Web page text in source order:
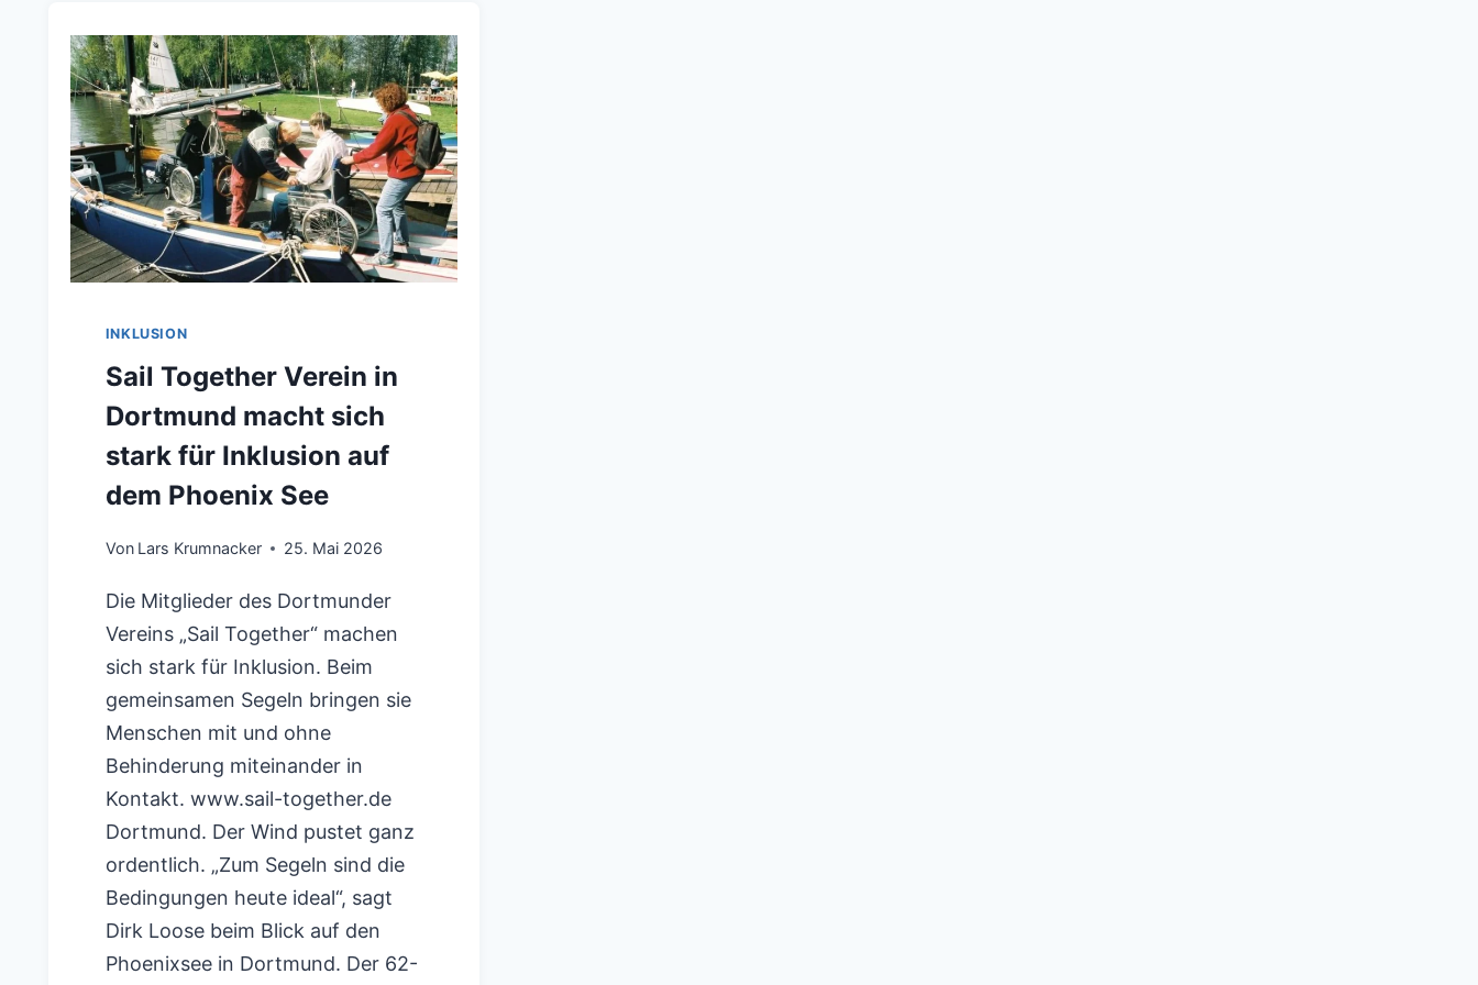
INKLUSION
Sail Together Verein in
Dortmund macht sich
stark für Inklusion auf
dem Phoenix See
Von Lars Krumnacker 25. Mai 2026
Die Mitglieder des Dortmunder
Vereins „Sail Together“ machen
sich stark für Inklusion. Beim
gemeinsamen Segeln bringen sie
Menschen mit und ohne
Behinderung miteinander in
Kontakt. www.sail-together.de
Dortmund. Der Wind pustet ganz
ordentlich. „Zum Segeln sind die
Bedingungen heute ideal“, sagt
Dirk Loose beim Blick auf den
Phoenixsee in Dortmund. Der 62-